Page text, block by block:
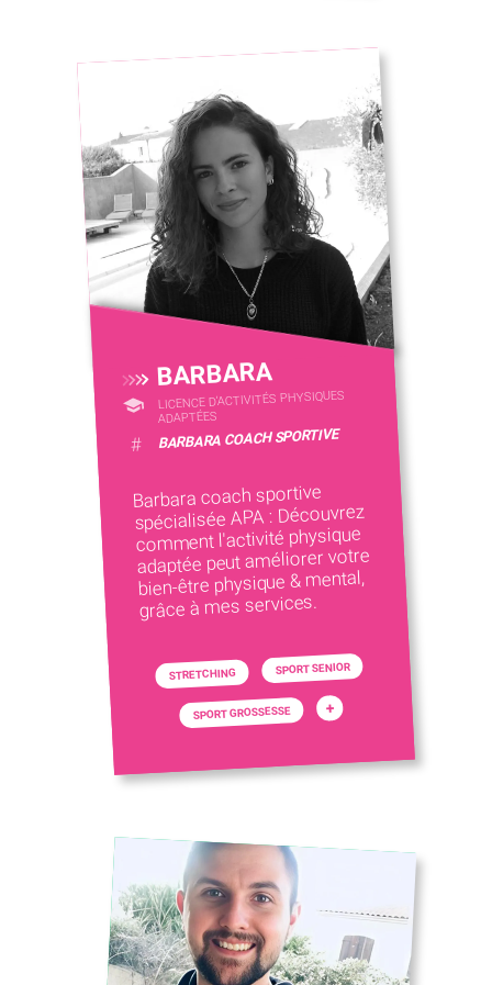
BARBARA
LICENCE D’ACTIVITÉS PHYSIQUES
ADAPTÉES
# BARBARA COACH SPORTIVE
Barbara coach sportive
spécialisée APA : Découvrez
comment l'activité physique
adaptée peut améliorer votre
bien-être physique & mental,
grâce à mes services.
STRETCHING SPORT SENIOR
SPORT GROSSESSE +